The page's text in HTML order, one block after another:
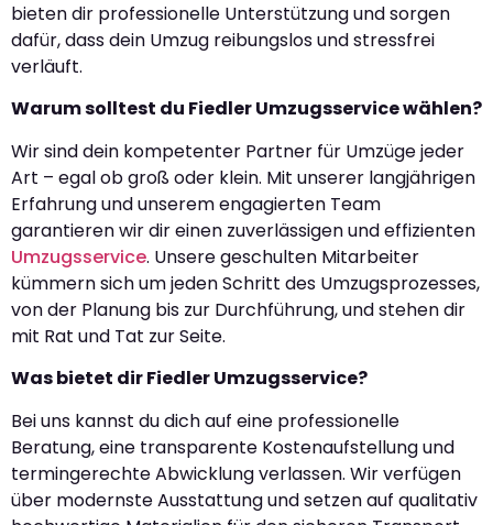
bieten dir professionelle Unterstützung und sorgen
dafür, dass dein Umzug reibungslos und stressfrei
verläuft.
Warum solltest du Fiedler Umzugsservice wählen?
Wir sind dein kompetenter Partner für Umzüge jeder
Art – egal ob groß oder klein. Mit unserer langjährigen
Erfahrung und unserem engagierten Team
garantieren wir dir einen zuverlässigen und effizienten
Umzugsservice. Unsere geschulten Mitarbeiter
kümmern sich um jeden Schritt des Umzugsprozesses,
von der Planung bis zur Durchführung, und stehen dir
mit Rat und Tat zur Seite.
Was bietet dir Fiedler Umzugsservice?
Bei uns kannst du dich auf eine professionelle
Beratung, eine transparente Kostenaufstellung und
termingerechte Abwicklung verlassen. Wir verfügen
über modernste Ausstattung und setzen auf qualitativ